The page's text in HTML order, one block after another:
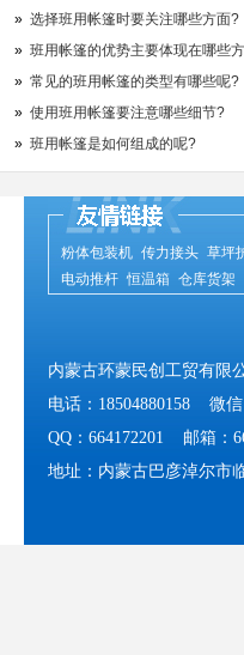
» 选择班用帐篷时要关注哪些方面?
» 班用帐篷的优势主要体现在哪些
» 常见的班用帐篷的类型有哪些呢?
» 使用班用帐篷要注意哪些细节?
» 班用帐篷是如何组成的呢?
粉体包装机 传力接头 草坪
电动推杆 恒温箱 仓库货架
内蒙古环蒙民创工贸有
电话：18504880158 微信
QQ：664172201 邮箱：
地址：内蒙古巴彦淖尔市